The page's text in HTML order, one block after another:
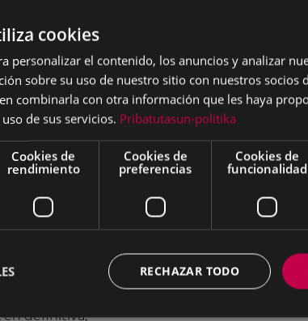
toman parte
Taldea pretende
parte de la labor
la entrega y la
que colaboran en la
será un
que servirán
del
dedicación y valía
en definitiva,
cookies
personalizar el contenido, los anuncios y analizar
sobre su uso de nuestro sitio con nuestros socios
combinarla con otra información que les haya
de sus servicios. Pribatutasun-politika
Cookies de
rendimiento
Cookies de
preferencias
Cookies de
funcionalidad
RECHAZAR TODO